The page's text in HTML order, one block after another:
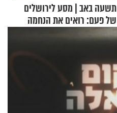
תשעה באב | מסע לירושלים
של פעם: רואים את הנחמה